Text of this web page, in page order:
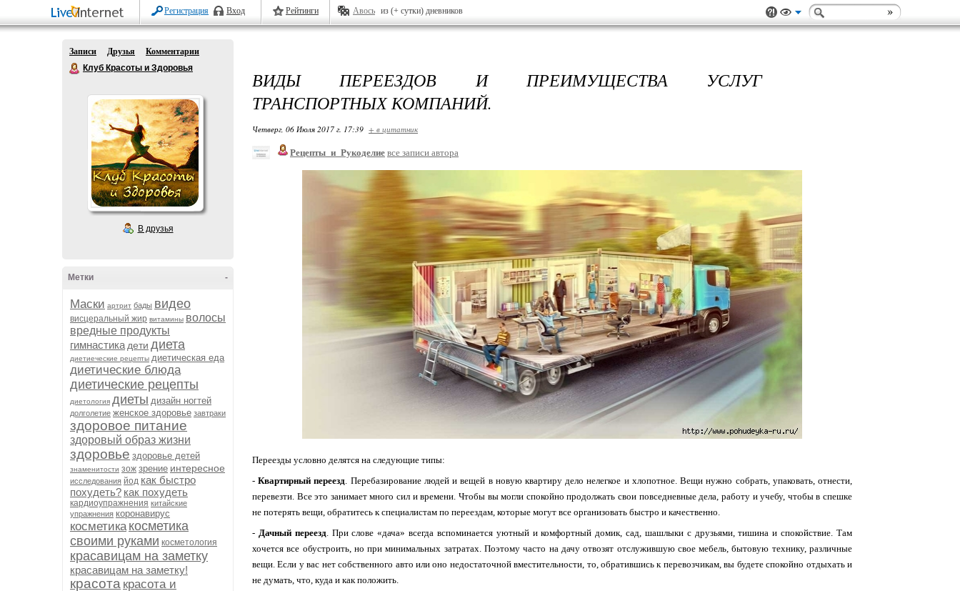
Регистрация Вход Рейтинги Авось из (+ сутки) дневников
Записи Друзья
Комментарии
Клуб Красоты и Здоровья
В друзья
-
Метки
Маски артрит бады видео
висцеральный жир витамины волосы
вредные продукты
гимнастика дети диета
диетиеческие рецепты диетическая еда
диетические блюда
диетические рецепты
диетология диеты дизайн ногтей
долголетие женское здоровье завтраки
здоровое питание
здоровый образ жизни
здоровье здоровье детей
знаменитости зож зрение интересное
исследования йод как быстро
похудеть? как похудеть
кардиоупражнения китайские
упражнения коронавирус
косметика косметика
своими руками косметология
красавицам на заметку
красавицам на заметку!
красота красота и
ВИДЫ ПЕРЕЕЗДОВ И ПРЕИМУЩЕСТВА УСЛУГ
ТРАНСПОРТНЫХ КОМПАНИЙ.
Четверг, 06 Июля 2017 г. 17:39 + в цитатник
Рецепты_и_Рукоделие все записи автора
Переезды условно делятся на следующие типы:
-Квартирный переезд. Перебазирование людей и вещей в новую квартиру дело нелегкое и хлопотное. Вещи нужно собрать, упаковать, отнести,
перевезти. Все это занимает много сил и времени. Чтобы вы могли спокойно продолжать свои повседневные дела, работу и учебу, чтобы в спешке
не потерять вещи, обратитесь к специалистам по переездам, которые могут все организовать быстро и качественно.
- Дачный переезд. При слове «дача» всегда вспоминается уютный и комфортный домик, сад, шашлыки с друзьями, тишина и спокойствие. Там
хочется все обустроить, но при минимальных затратах. Поэтому часто на дачу отвозят отслужившую свое мебель, бытовую технику, различные
вещи. Если у вас нет собственного авто или оно недостаточной вместительности, то, обратившись к перевозчикам, вы будете спокойно отдыхать и
не думать, что, куда и как положить.